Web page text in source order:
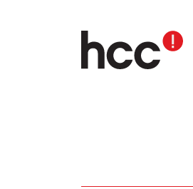
naar
inhoud